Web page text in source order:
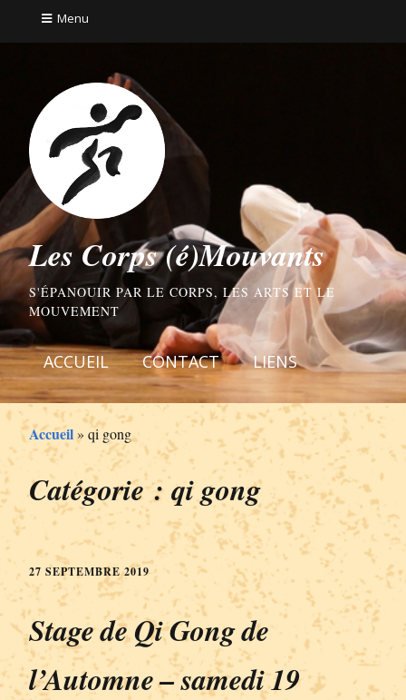
Menu
Les Corps (é)Mouvants
S'ÉPANOUIR PAR LE CORPS, LES ARTS ET LE
MOUVEMENT
ACCUEIL CONTACT LIENS
Accueil» qi gong
Catégorie :qi gong
27 SEPTEMBRE 2019
Stage de Qi Gong de
l’Automne – samedi 19